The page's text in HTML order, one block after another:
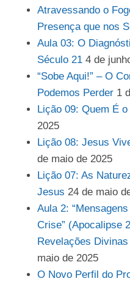
Atravessando o
Presença que nos
Aula 03: O
Século 21 4 de
“Sobe Aqui!” – O
Podemos Perder 1
Lição 09: Quem É
2025
Lição 08: Jesus
de maio de 2025
Lição 07: As
Jesus 24 de maio
Aula 2:
Crise” (Apocalipse
Revelações
maio de 2025
O Novo Perfil do